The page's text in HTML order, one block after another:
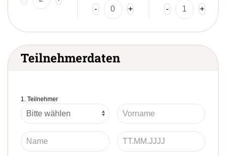
-
+
-
+
Teilnehmerdaten
1. Teilnehmer